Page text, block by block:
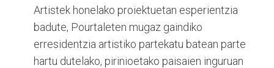
Artistek honelako proiektuetan esperientzia
badute, Pourtaleten mugaz gaindiko
erresidentzia artistiko partekatu batean parte
hartu dutelako, pirinioetako paisaien inguruan